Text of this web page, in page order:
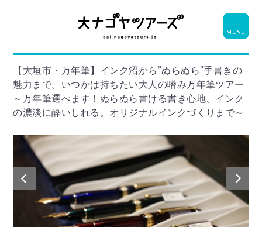
【大垣市・万年筆】インク沼から”ぬらぬら”手書きの
魅力まで。いつかは持ちたい大人の嗜み万年筆ツアー
～万年筆選べます！ぬらぬら書ける書き心地、インク
の濃淡に酔いしれる。オリジナルインクづくりまで～
MENU